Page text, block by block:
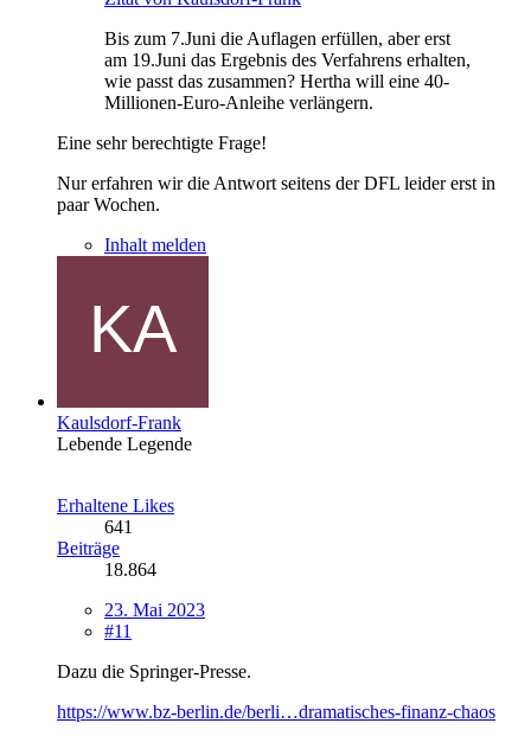
Bis zum 7.Juni die Auflagen erfüllen, aber erst
am 19.Juni das Ergebnis des Verfahrens erhalten,
wie passt das zusammen? Hertha will eine 40-
Millionen-Euro-Anleihe verlängern.
Eine sehr berechtigte Frage!
Nur erfahren wir die Antwort seitens der DFL leider erst in
paar Wochen.
Inhalt melden
Kaulsdorf-Frank
Lebende Legende
Erhaltene Likes
641
Beiträge
18.864
23. Mai 2023
#11
Dazu die Springer-Presse.
https://www.bz-berlin.de/berli…dramatisches-finanz-chaos